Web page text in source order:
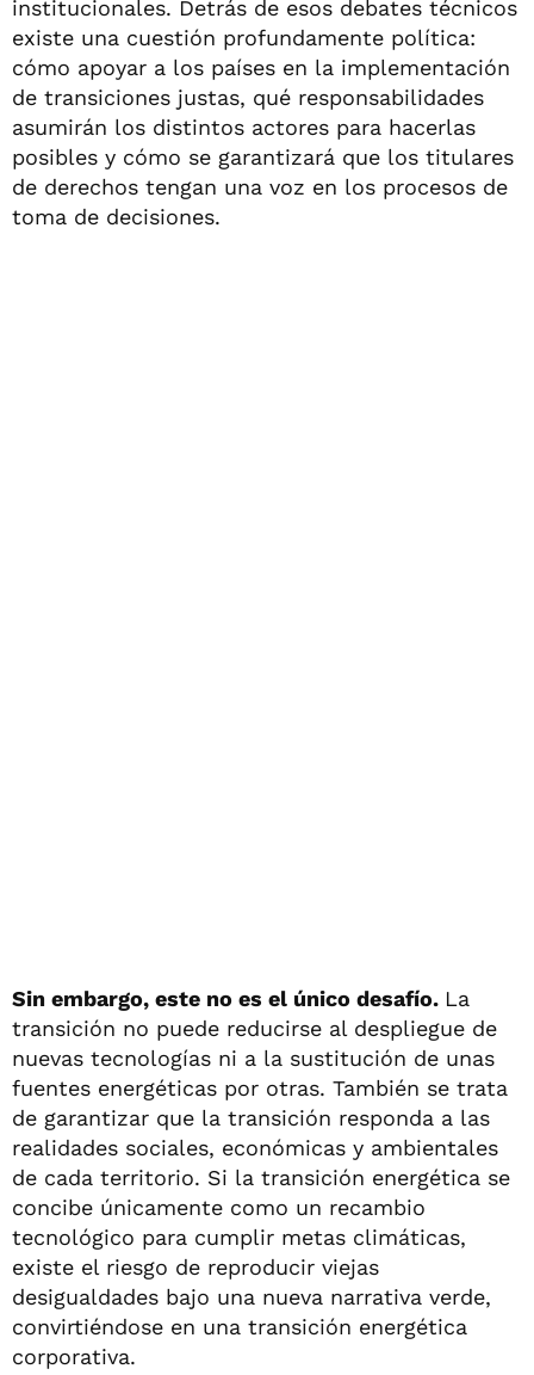
institucionales. Detrás de esos debates técnicos
existe una cuestión profundamente política:
cómo apoyar a los países en la implementación
de transiciones justas, qué responsabilidades
asumirán los distintos actores para hacerlas
posibles y cómo se garantizará que los titulares
de derechos tengan una voz en los procesos de
toma de decisiones.
Sin embargo, este no es el único desafío. La
transición no puede reducirse al despliegue de
nuevas tecnologías ni a la sustitución de unas
fuentes energéticas por otras. También se trata
de garantizar que la transición responda a las
realidades sociales, económicas y ambientales
de cada territorio. Si la transición energética se
concibe únicamente como un recambio
tecnológico para cumplir metas climáticas,
existe el riesgo de reproducir viejas
desigualdades bajo una nueva narrativa verde,
convirtiéndose en una transición energética
corporativa.